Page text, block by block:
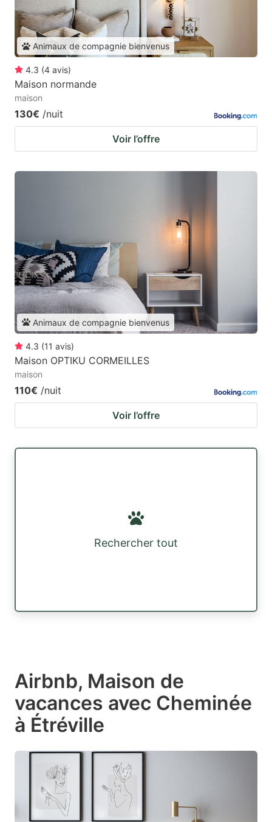
Animaux de compagnie bienvenus
4.3 (4 avis)
Maison normande
maison
130€ /nuit
Voir l’offre
Animaux de compagnie bienvenus
4.3 (11 avis)
Maison OPTIKU CORMEILLES
maison
110€ /nuit
Voir l’offre
Rechercher tout
Airbnb, Maison de
vacances avec Cheminée
à Étréville